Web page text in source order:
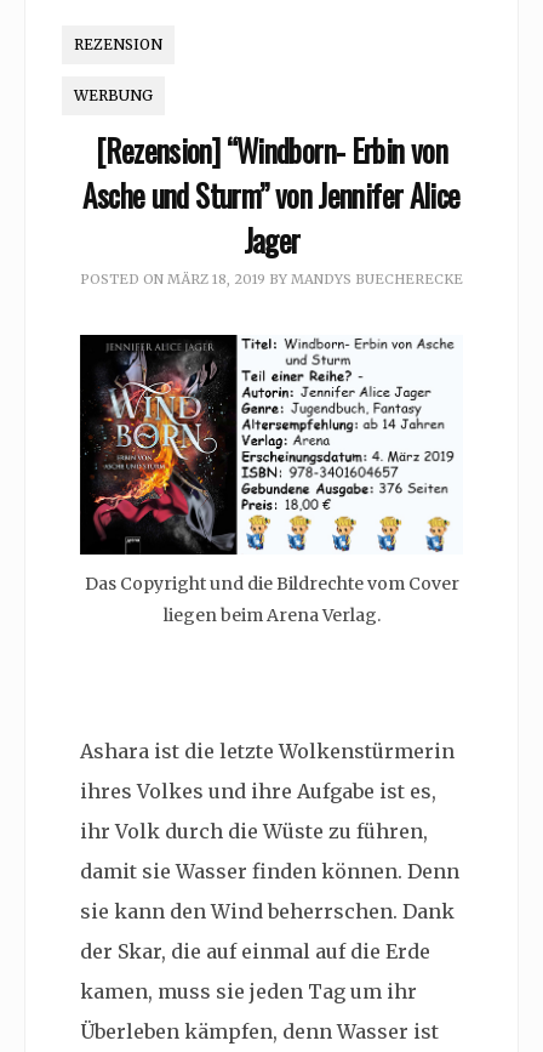
REZENSION
WERBUNG
[Rezension] “Windborn- Erbin von
Asche und Sturm” von Jennifer Alice
Jager
POSTED ON MÄRZ 18, 2019 BY MANDYS BUECHERECKE
Das Copyright und die Bildrechte vom Cover
liegen beim Arena Verlag.
Ashara ist die letzte Wolkenstürmerin
ihres Volkes und ihre Aufgabe ist es,
ihr Volk durch die Wüste zu führen,
damit sie Wasser finden können. Denn
sie kann den Wind beherrschen. Dank
der Skar, die auf einmal auf die Erde
kamen, muss sie jeden Tag um ihr
Überleben kämpfen, denn Wasser ist